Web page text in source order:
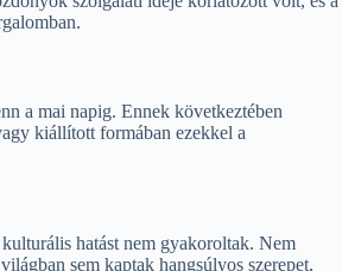
a mai napig. Ennek következtében
kiállított formában ezekkel a
hatást nem gyakoroltak. Nem
sem kaptak hangsúlyos szerepet,